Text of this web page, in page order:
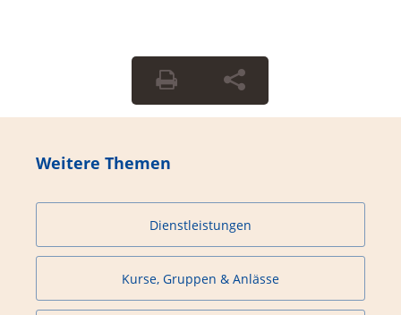
Weitere Themen
Dienstleistungen
Kurse, Gruppen & Anlässe